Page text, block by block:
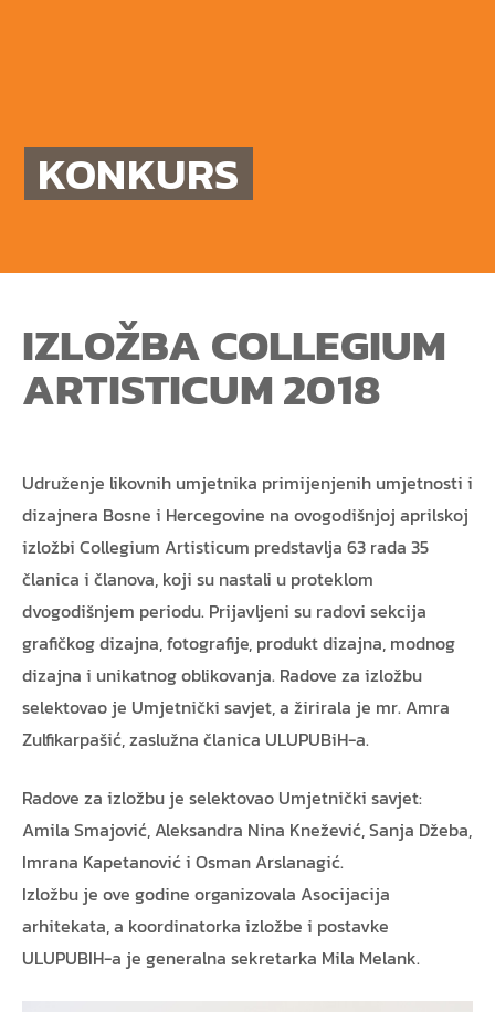
KONKURS
IZLOŽBA COLLEGIUM
ARTISTICUM 2018
Udruženje likovnih umjetnika primijenjenih umjetnosti i
dizajnera Bosne i Hercegovine na ovogodišnjoj aprilskoj
izložbi Collegium Artisticum predstavlja 63 rada 35
članica i članova, koji su nastali u proteklom
dvogodišnjem periodu. ­Prijavljeni su radovi sekcija
grafičkog dizajna, fotografije, produkt dizajna, modnog
dizajna i unikatnog oblikovanja. Radove za izložbu
selektovao je Umjetnički savjet, a žirirala je mr. Amra
Zulfikarpašić, zaslužna članica ULUPUBiH-a.
Radove za izložbu je selektovao Umjetnički savjet:
Amila Smajović, Aleksandra Nina Knežević, Sanja Džeba,
Imrana Kapetanović i Osman Arslanagić.
Izložbu je ove godine organizovala Asocijacija
arhitekata, a koordinatorka izložbe i postavke
ULUPUBIH-a je generalna sekretarka Mila Melank.